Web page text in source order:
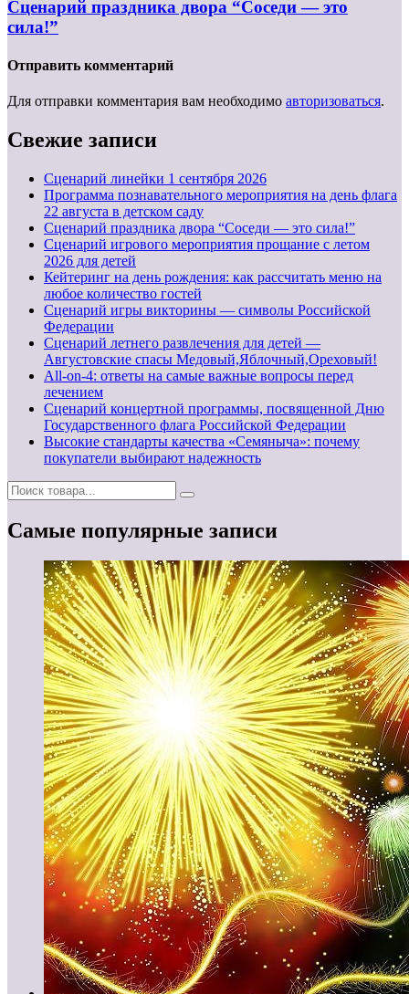
Сценарий праздника двора “Соседи — это
сила!”
Отправить комментарий
Для отправки комментария вам необходимо авторизоваться.
Свежие записи
Cценарий линейки 1 сентября 2026
Программа познавательного мероприятия на день флага
22 августа в детском саду
Сценарий праздника двора “Соседи — это сила!”
Сценарий игрового мероприятия прощание с летом
2026 для детей
Кейтеринг на день рождения: как рассчитать меню на
любое количество гостей
Сценарий игры викторины — символы Российской
Федерации
Сценарий летнего развлечения для детей —
Августовские спасы Медовый,Яблочный,Ореховый!
All-on-4: ответы на самые важные вопросы перед
лечением
Сценарий концертной программы, посвященной Дню
Государственного флага Российской Федерации
Высокие стандарты качества «Семяныча»: почему
покупатели выбирают надежность
Самые популярные записи